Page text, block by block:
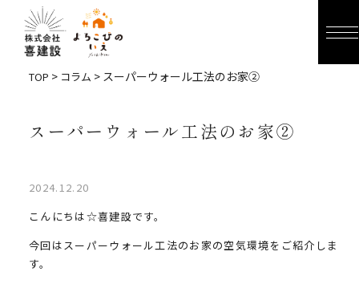
TOP > コラム > スーパーウォール工法のお家②
スーパーウォール工法のお家②
2024.12.20
こんにちは☆喜建設です。
今回はスーパーウォール工法のお家の空気環境をご紹介しま
す。